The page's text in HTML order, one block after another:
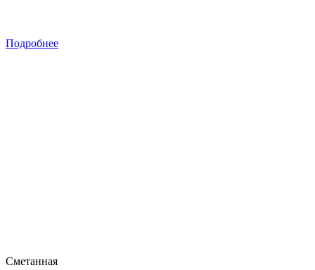
Подробнее
Сметанная